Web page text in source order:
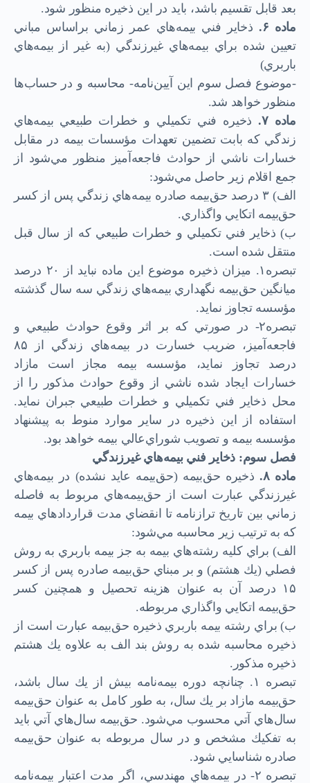
بعد قابل تقسيم باشد، بايد در اين ذخيره منظور شود.
ماده ۶. ذخاير فني بيمه‌هاي عمر زماني براساس مباني
تعيين شده براي بيمه‌هاي غيرزندگي (به غير از بيمه‌هاي
باربري)
-موضوع فصل سوم اين ‌آيين‌نامه- محاسبه و در حساب‌ها
منظور خواهد شد.
ماده۷.
ذخيره فني تكميلي و خطرات ‌طبيعي بيمه‌هاي
زندگي كه بابت تضمين تعهدات مؤسسات ‌بيمه در مقابل
خسارات ناشي از حوادث فاجعه‌آميز منظور مي‌شود از
جمع اقلام زير حاصل مي‌شود:
الف) ۳ درصد حق‌بيمه صادره بيمه‌هاي زندگي پس از كسر
حق‌بيمه اتكايي واگذاري.
ب) ذخاير فني تكميلي و خطرات طبيعي كه از سال قبل
منتقل شده است.
تبصره۱. ميزان ذخيره موضوع اين ماده نبايد از ۲۰ درصد
ميانگين حق‌بيمه نگهداري بيمه‌هاي زندگي سه‌ سال گذشته
مؤسسه تجاوز نمايد.
تبصره۲- در صورتي كه بر اثر وقوع حوادث طبيعي و
فاجعه‌آميز، ضريب خسارت در بيمه‌هاي زندگي از ۸۵
درصد تجاوز نمايد، مؤسسه بيمه مجاز است مازاد
خسارات ايجاد شده ناشي از وقوع حوادث مذكور را از
محل ذخاير فني تكميلي و خطرات طبيعي جبران نمايد.
استفاده از اين ذخيره در ساير موارد منوط به پيشنهاد
مؤسسه بيمه و تصويب شوراي‌عالي بيمه خواهد بود.
فصل سوم: ذخاير فني بيمه‌هاي غيرزندگي
ماده۸. ذخيره حق‌بيمه (حق‌بيمه عايد نشده) در بيمه‌هاي
غيرزندگي عبارت است از حق‌بيمه‌هاي مربوط به فاصله
زماني بين تاريخ ترازنامه تا انقضاي مدت قراردادهاي بيمه
كه به ترتيب زير محاسبه مي‌شود:
الف) براي كليه رشته‌هاي بيمه به جز بيمه باربري به روش
فصلي (يك هشتم) و بر مبناي حق‌بيمه صادره پس از كسر
۱۵ درصد آن به عنوان هزينه تحصيل و همچنين كسر
حق‌بيمه اتكايي واگذاري مربوطه.
ب) براي رشته بيمه باربري ذخيره حق‌بيمه عبارت است از
ذخيره محاسبه شده به روش بند الف به علاوه يك هشتم
ذخيره مذكور.
تبصره ۱. چنانچه دوره بيمه‌نامه بيش از يك سال باشد،
حق‌بيمه مازاد بر يك سال، به‌ طور كامل به عنوان حق‌بيمه
سال‌هاي آتي محسوب مي‌شود. حق‌بيمه سال‌هاي آتي بايد
به تفكيك مشخص و در سال مربوطه به عنوان حق‌بيمه
صادره شناسايي شود.
تبصره ۲- در بيمه‌هاي مهندسي، اگر مدت اعتبار بيمه‌نامه